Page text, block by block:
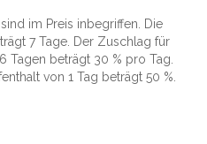
im Preis inbegriffen. Die
7 Tage. Der Zuschlag für
Tagen beträgt 30 % pro Tag.
von 1 Tag beträgt 50 %.